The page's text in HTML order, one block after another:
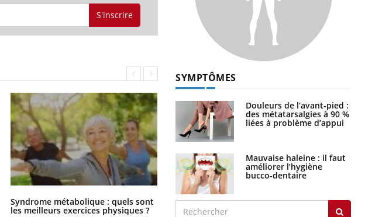
S'inscrire
Syndrome métabolique : quels sont
les meilleurs exercices physiques ?
Comment éviter une otite pendant
les vacances ?
SYMPTÔMES
Douleurs de l’avant-pied :
des métatarsalgies à 90 %
liées à problème d’appui
Mauvaise haleine : il faut
améliorer l’hygiène
bucco-dentaire